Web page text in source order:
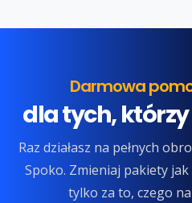
Darmowa
dla tych,
Raz działasz na pełnych
Spoko. Zmieniaj pakiety jak
tylko za to, czego